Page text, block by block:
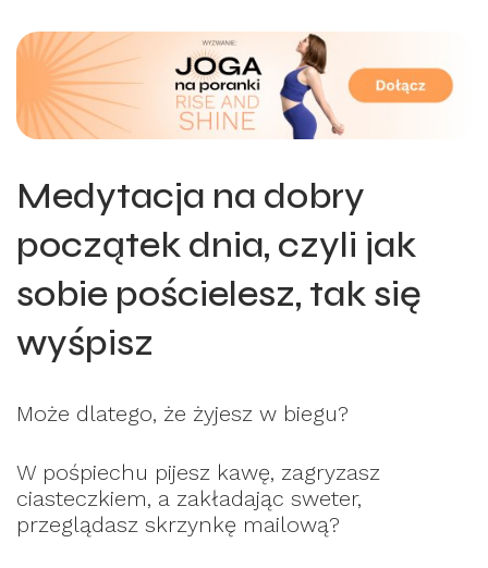
Medytacja na dobry
początek dnia, czyli jak
sobie pościelesz, tak się
wyśpisz
Może dlatego, że żyjesz w biegu?
W pośpiechu pijesz kawę, zagryzasz
ciasteczkiem, a zakładając sweter,
przeglądasz skrzynkę mailową?